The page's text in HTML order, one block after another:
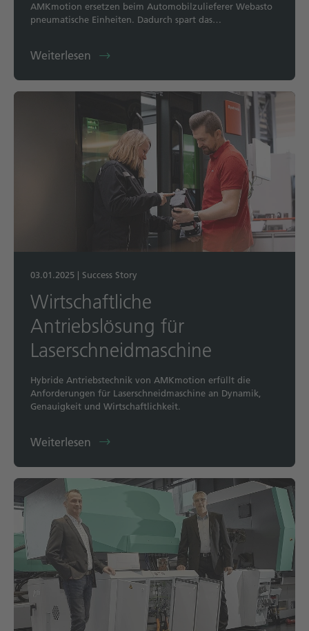
AMKmotion ersetzen beim Automobilzulieferer Webasto
pneumatische Einheiten. Dadurch spart das…
Weiterlesen
03.01.2025 | Success Story
Wirtschaftliche
Antriebslösung für
Laserschneidmaschine
Hybride Antriebstechnik von AMKmotion erfüllt die
Anforderungen für Laserschneidmaschine an Dynamik,
Genauigkeit und Wirtschaftlichkeit.
Weiterlesen